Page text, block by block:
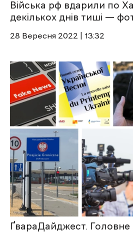
Війська рф вдарили по
декількох днів тиші —
28 Вересня 2022 | 13:32
ҐвараДайджест. Головне